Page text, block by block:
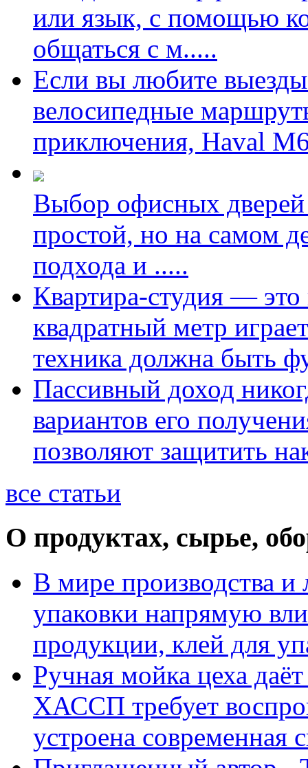
или язык, с помощью
общаться с м.....
Если вы любите
велосипедные
приключения, Haval
Выбор офисных дверей
простой, но на самом
подхода и .....
Квартира-студия —
квадратный метр
техника должна быть
Пассивный доход
вариантов его
позволяют защитить
все статьи
О продуктах, сырье,
В мире производства и
упаковки напрямую
продукции, клей для
Ручная мойка цеха
ХАССП требует
устроена современная